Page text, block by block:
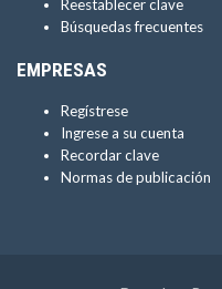
Reestablecer clave
Búsquedas frecuentes
EMPRESAS
Regístrese
Ingrese a su cuenta
Recordar clave
Normas de publicación